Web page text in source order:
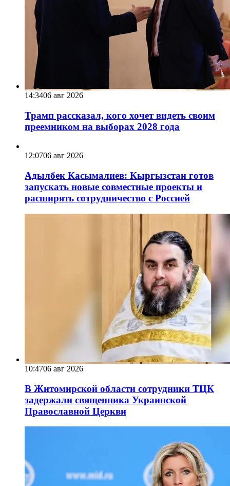
14:3406 авг 2026
Трамп рассказал, кого хочет видеть своим
преемником на выборах 2028 года
12:0706 авг 2026
Адылбек Касымалиев: Кыргызстан готов
запускать новые совместные проекты и
расширять сотрудничество с Россией
10:4706 авг 2026
В Житомирской области сотрудники ТЦК
задержали священника Украинской
Православной Церкви